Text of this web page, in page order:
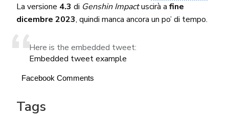
La versione 4.3 di Genshin Impactuscirà a fine
dicembre 2023, quindi manca ancora un po’ di tempo.
Here is the embedded tweet:
Embedded tweet example
Facebook Comments
Tags